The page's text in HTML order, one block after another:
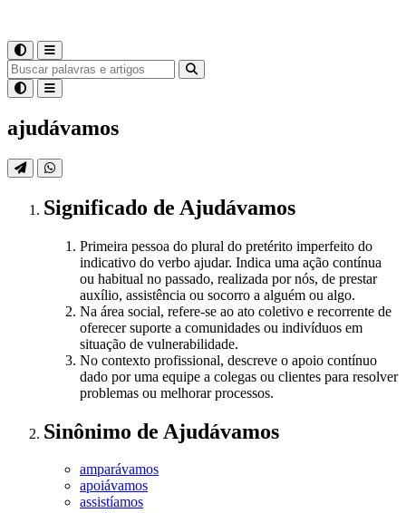
ajudávamos
Significado de Ajudávamos
Primeira pessoa do plural do pretérito imperfeito do
indicativo do verbo ajudar. Indica uma ação contínua
ou habitual no passado, realizada por nós, de prestar
auxílio, assistência ou socorro a alguém ou algo.
Na área social, refere-se ao ato coletivo e recorrente de
oferecer suporte a comunidades ou indivíduos em
situação de vulnerabilidade.
No contexto profissional, descreve o apoio contínuo
dado por uma equipe a colegas ou clientes para resolver
problemas ou melhorar processos.
Sinônimo de Ajudávamos
amparávamos
apoiávamos
assistíamos